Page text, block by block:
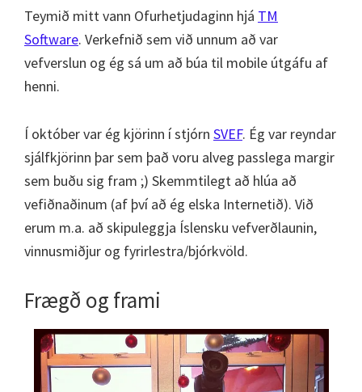
Teymið mitt vann Ofurhetjudaginn hjá TM
Software. Verkefnið sem við unnum að var
vefverslun og ég sá um að búa til mobile útgáfu af
henni.
Í október var ég kjörinn í stjórn SVEF. Ég var reyndar
sjálfkjörinn þar sem það voru alveg passlega margir
sem buðu sig fram ;) Skemmtilegt að hlúa að
vefiðnaðinum (af því að ég elska Internetið). Við
erum m.a. að skipuleggja Íslensku vefverðlaunin,
vinnusmiðjur og fyrirlestra/bjórkvöld.
Frægð og frami